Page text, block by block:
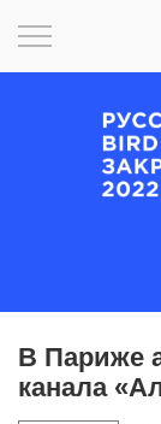
В Париже
канала